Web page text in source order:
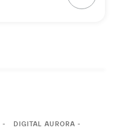
DIGITAL AURORA -